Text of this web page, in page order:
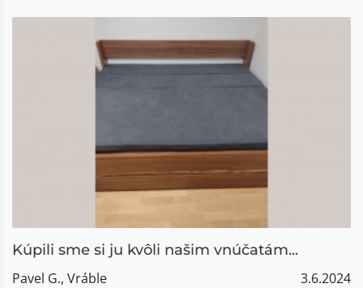
Kúpili sme si ju kvôli našim vnúčatám...
Pavel G., Vráble
3.6.2024